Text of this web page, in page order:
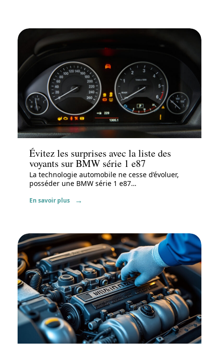
Actu
Évitez les surprises avec la liste des
voyants sur BMW série 1 e87
La technologie automobile ne cesse d’évoluer,
posséder une BMW série 1 e87…
En savoir plus
Actu